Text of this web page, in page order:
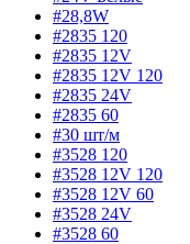
#28,8W
#2835 120
#2835 12V
#2835 12V 120
#2835 24V
#2835 60
#30 шт/м
#3528 120
#3528 12V 120
#3528 12V 60
#3528 24V
#3528 60